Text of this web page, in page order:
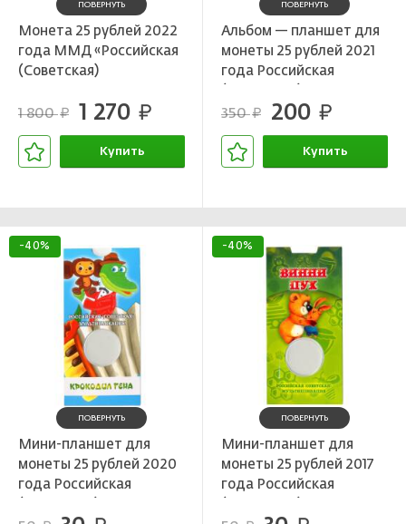
ПОВЕРНУТЬ
Монета 25 рублей 2022
года ММД «Российская
(Советская)
Веселая Карусель
1 800руб. 1 270 руб.
Купить
ПОВЕРНУТЬ
Альбом — планшет для
монеты 25 рублей 2021
года Российская
мультипликация — Умка
350руб. 200 руб.
Купить
-40%
ПОВЕРНУТЬ
Мини-планшет для
монеты 25 рублей 2020
года Российская
-40%
ПОВЕРНУТЬ
Мини-планшет для
монеты 25 рублей 2017
года Российская